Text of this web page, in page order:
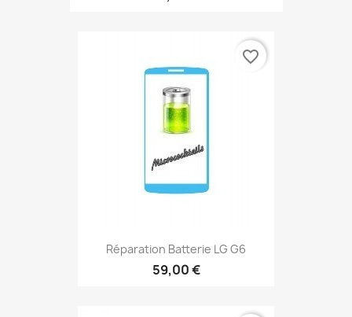
Réparation Batterie LG G6
59,00 €
favorite_border